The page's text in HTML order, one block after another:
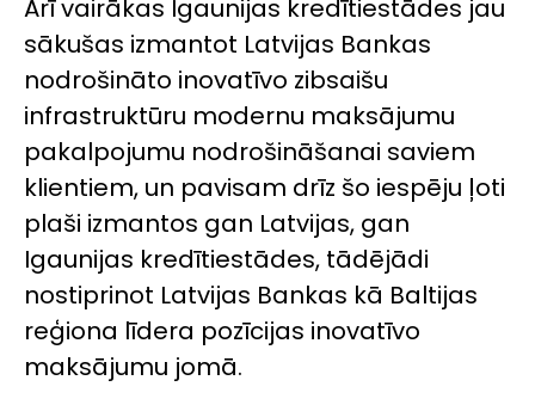
Arī vairākas Igaunijas kredītiestādes jau
sākušas izmantot Latvijas Bankas
nodrošināto inovatīvo zibsaišu
infrastruktūru modernu maksājumu
pakalpojumu nodrošināšanai saviem
klientiem, un pavisam drīz šo iespēju ļoti
plaši izmantos gan Latvijas, gan
Igaunijas kredītiestādes, tādējādi
nostiprinot Latvijas Bankas kā Baltijas
reģiona līdera pozīcijas inovatīvo
maksājumu jomā.